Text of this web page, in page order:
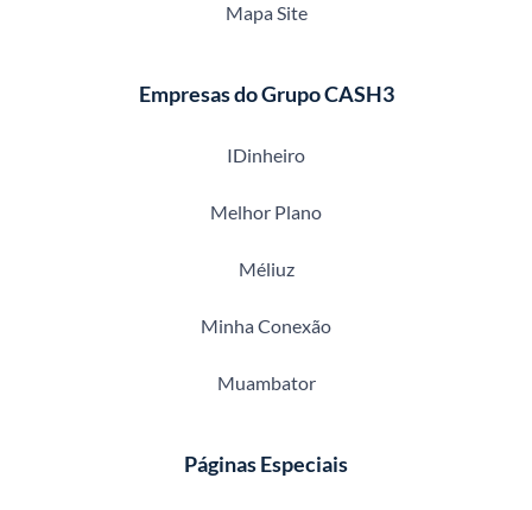
Mapa Site
Empresas do Grupo CASH3
IDinheiro
Melhor Plano
Méliuz
Minha Conexão
Muambator
Páginas Especiais